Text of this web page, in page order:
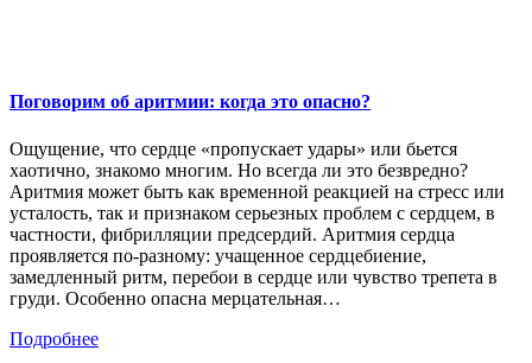
Поговорим об аритмии: когда это опасно?
Ощущение, что сердце «пропускает удары» или бьется
хаотично, знакомо многим. Но всегда ли это безвредно?
Аритмия может быть как временной реакцией на стресс или
усталость, так и признаком серьезных проблем с сердцем, в
частности, фибрилляции предсердий. Аритмия сердца
проявляется по-разному: учащенное сердцебиение,
замедленный ритм, перебои в сердце или чувство трепета в
груди. Особенно опасна мерцательная…
Подробнее